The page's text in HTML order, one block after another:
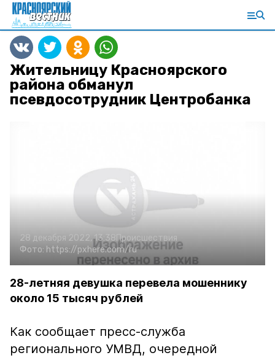
Жительницу Красноярского
района обманул
псевдосотрудник Центробанка
28 декабря 2022, 13:38Происшествия
Фото: https://pxhere.com/ru
28-летняя девушка перевела мошеннику
около 15 тысяч рублей
Как сообщает пресс-служба
регионального УМВД, очередной